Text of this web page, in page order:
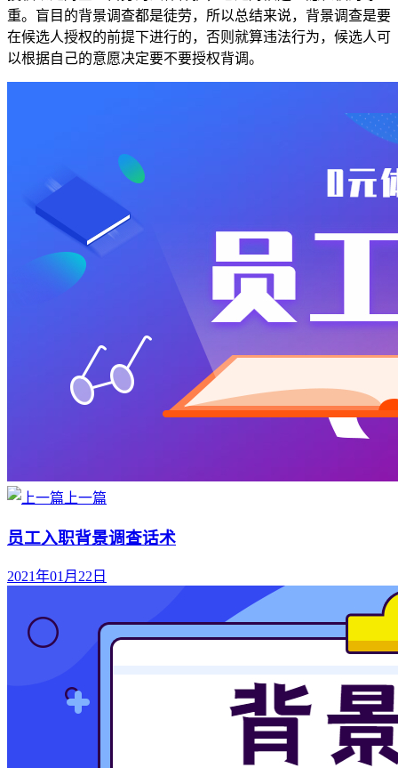
重。盲目的背景调查都是徒劳，所以总结来说，背景调查是要
在候选人授权的前提下进行的，否则就算违法行为，候选人可
以根据自己的意愿决定要不要授权背调。
上一篇
员工入职背景调查话术
2021年01月22日